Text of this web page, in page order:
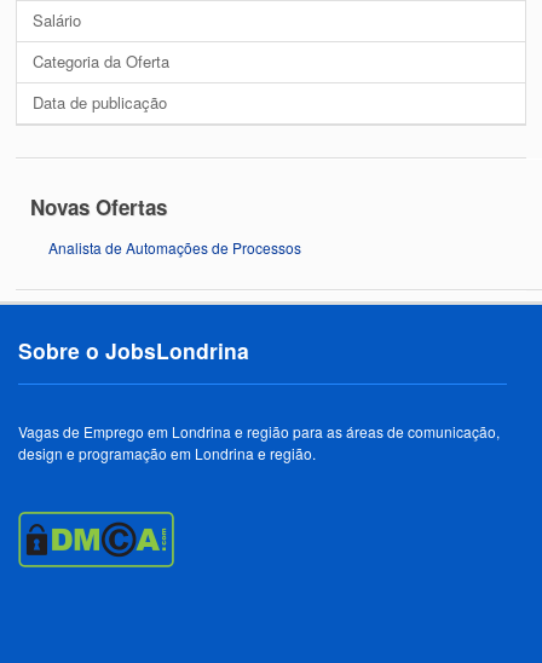
Salário
Categoria da Oferta
Data de publicação
Novas Ofertas
Analista de Automações de Processos
Sobre o JobsLondrina
Vagas de Emprego em Londrina e região para as áreas de comunicação,
design e programação em Londrina e região.